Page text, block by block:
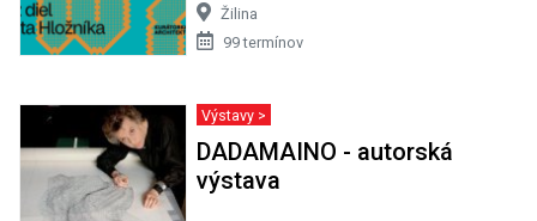
Žilina
99 termínov
Výstavy >
DADAMAINO - autorská
výstava